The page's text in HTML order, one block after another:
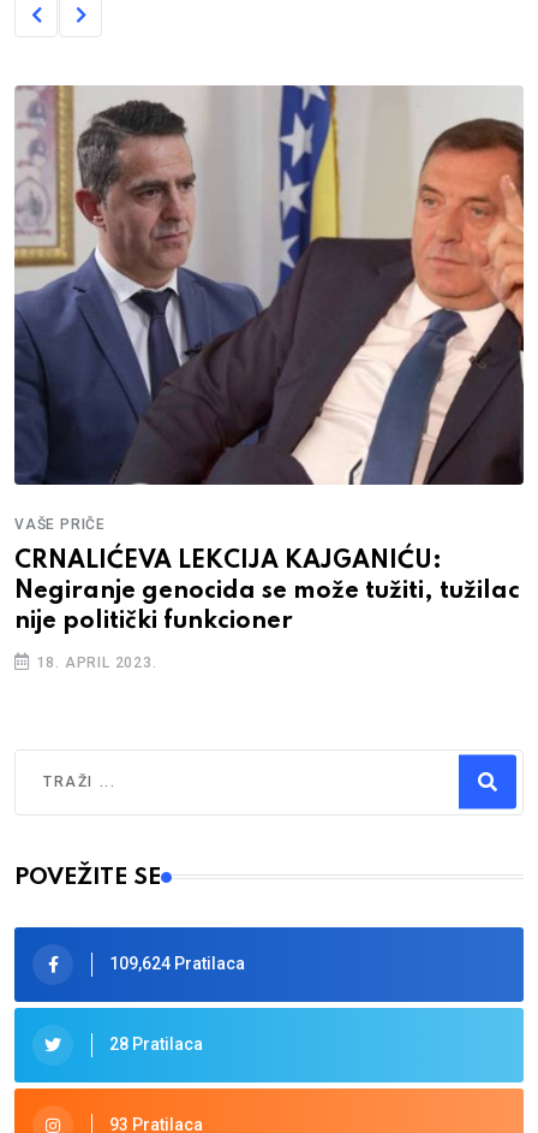
VAŠE PRIČE
CRNALIĆEVA LEKCIJA KAJGANIĆU:
Negiranje genocida se može tužiti, tužilac
nije politički funkcioner
18. APRIL 2023.
Type 2 or more characters for results.
POVEŽITE SE
109,624 Pratilaca
28 Pratilaca
93 Pratilaca